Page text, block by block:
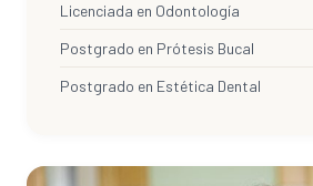
Licenciada en Odontología
Postgrado en Prótesis Bucal
Postgrado en Estética Dental